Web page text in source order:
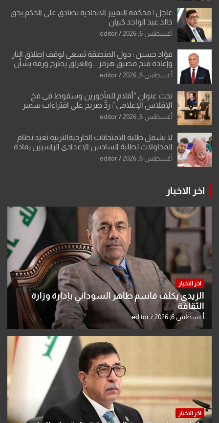
عاجل | محكمة التمييز الاتحادية تصادق على الحكم بحق
خالد عبد الواحد كبيان
أغسطس 6, 2026 editor
فؤاد حسين : دول المنطقة تسعى لوقف إطلاق النار
وإعادة فتح مضيق هرمز .. والعراق يطرح ورقة بشأن
تحولات القدس
أغسطس 6, 2026 editor
تحت عنوان “أقلام للمأجورين وسقوط في فخ
الإفلاس الإعلامي”: ردٌّ صريح على افتراءات سمير
الشكرجي
أغسطس 6, 2026 editor
لا يشمل طلبة الامتحانات الخارجيةالتربية تعيد نظام
المحاولات لطلبة السادس الإعدادي الراسبين بمادة
أو مادتين
أغسطس 6, 2026 editor
اخر الاخبار
اخر الاخبار
الزيدي يكلّف قاسم طاهر السوداني بإدارة وزارة
الثقافة
أغسطس 6, 2026 editor
اخر الاخبار